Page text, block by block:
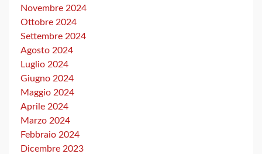
Novembre 2024
Ottobre 2024
Settembre 2024
Agosto 2024
Luglio 2024
Giugno 2024
Maggio 2024
Aprile 2024
Marzo 2024
Febbraio 2024
Dicembre 2023